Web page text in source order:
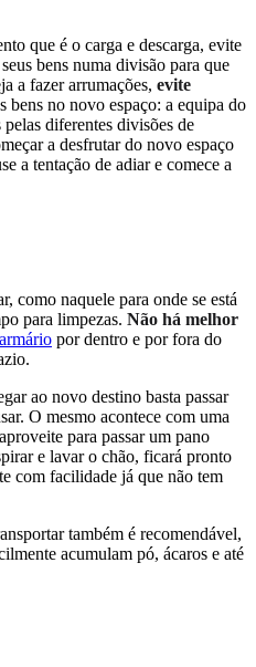
que é o carga e descarga, evite
bens numa divisão para que
a fazer arrumações, evite
bens no novo espaço: a equipa do
diferentes divisões de
a desfrutar do novo espaço
a tentação de adiar e comece a
como naquele para onde se está
para limpezas. Não há melhor
por dentro e por fora do
ao novo destino basta passar
O mesmo acontece com uma
para passar um pano
e lavar o chão, ficará pronto
com facilidade já que não tem
também é recomendável,
acumulam pó, ácaros e até